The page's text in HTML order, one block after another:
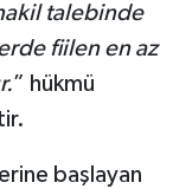
talebinde
fiilen en az
” hükmü
başlayan